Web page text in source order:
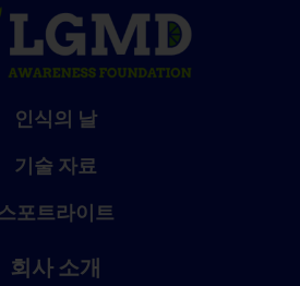
인식의 날
기술 자료
포트라이트
회사 소개